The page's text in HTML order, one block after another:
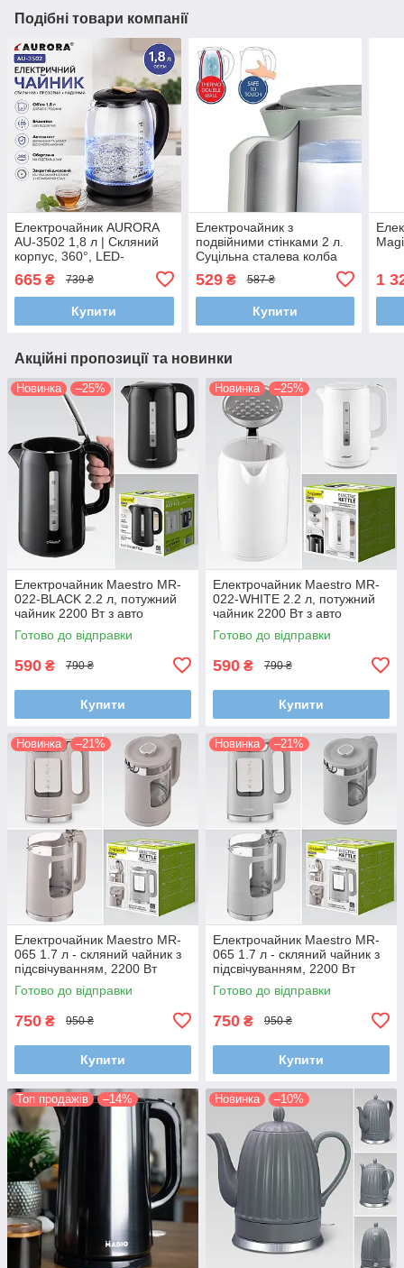
Подібні товари компанії
Електрочайник AURORA
AU-3502 1,8 л | Скляний
корпус, 360°, LED-
вимкнення, захист від
сухого кипіння
665 ₴ 739 ₴
Купити
Електрочайник з
подвійними стінками 2 л.
Суцільна сталева колба
(Cool Touch) AURORA AU-
3402
529₴ 587 ₴
Купити
1
Акційні пропозиції та новинки
Новинка –25%
Електрочайник Maestro MR-
022-BLACK 2.2 л, потужний
чайник 2200 Вт з авто
вимкненням і захистом від
перегріву
Готово до відправки
590 ₴ 790 ₴
Купити
Новинка –25%
Електрочайник Maestro MR-
022-WHITE 2.2 л, потужний
чайник 2200 Вт з авто
вимкненням і захистом від
перегріву
Готово до відправки
590 ₴ 790 ₴
Купити
Новинка –21%
Електрочайник Maestro MR-
065 1.7 л - скляний чайник з
підсвічуванням, 2200 Вт
Готово до відправки
750 ₴ 950 ₴
Купити
Новинка –21%
Електрочайник Maestro MR-
065 1.7 л - скляний чайник з
підсвічуванням, 2200 Вт
Готово до відправки
750 ₴ 950 ₴
Купити
Топ продажів –14% Новинка –10%